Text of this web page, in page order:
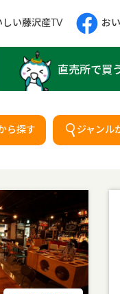
しい藤沢産TV お
直売所で買
ら探す ジャンル